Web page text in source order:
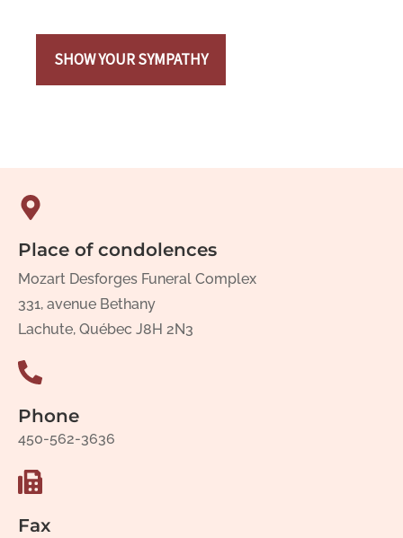
SHOW YOUR SYMPATHY
Place of condolences
Mozart Desforges Funeral Complex
331, avenue Bethany
Lachute, Québec J8H 2N3
Phone
450-562-3636
Fax